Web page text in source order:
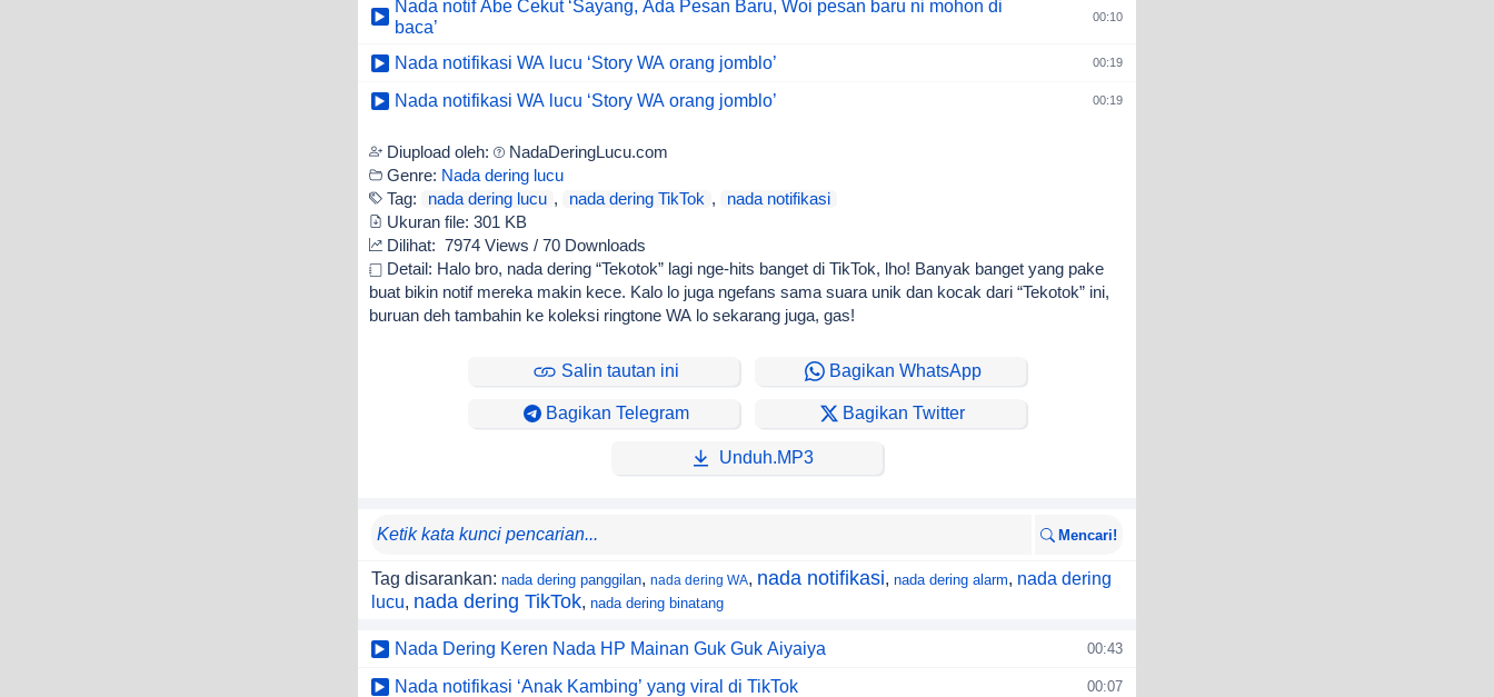
Nada notif Abe Cekut ‘Sayang, Ada Pesan Baru, Woi pesan baru ni mohon di
baca’
00:10
Nada notifikasi WA lucu ‘Story WA orang jomblo’ 00:19
Nada notifikasi WA lucu ‘Story WA orang jomblo’ 00:19
Diupload oleh:
NadaDeringLucu.com
Genre: Nada dering lucu
Tag:
nada dering lucu , nada dering TikTok ,
nada notifikasi
Ukuran file: 301 KB
Dilihat: 7974 Views / 70 Downloads
Detail: Halo bro, nada dering “Tekotok” lagi nge-hits banget di TikTok, lho! Banyak banget yang pake
buat bikin notif mereka makin kece. Kalo lo juga ngefans sama suara unik dan kocak dari “Tekotok” ini,
buruan deh tambahin ke koleksi ringtone WA lo sekarang juga, gas!
Salin tautan ini Bagikan WhatsApp
Bagikan Telegram Bagikan Twitter
Unduh.MP3
Mencari!
Tag disarankan: nada dering panggilan, nada dering WA, nada notifikasi, nada dering alarm, nada dering
lucu, nada dering TikTok, nada dering binatang
Nada Dering Keren Nada HP Mainan Guk Guk Aiyaiya 00:43
Nada notifikasi ‘Anak Kambing’ yang viral di TikTok 00:07